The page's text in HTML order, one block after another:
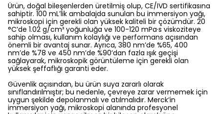
Ürün, doğal bileşenlerden üretilmiş olup, CE/IVD sertifikasına
sahiptir. 100 mL’lik ambalajda sunulan bu immersiyon yağı,
mikroskopi için gerekli olan yüksek kaliteli bir çözümdür. 20
°C’de 1.02 g/cm³ yoğunluğa ve 100-120 mPa·s viskoziteye
sahip olması, kullanım kolaylığı ve performans açısından
önemli bir avantaj sunar. Ayrıca, 380 nm’de %65, 400
nm’de %78 ve 450 nm’de %90’dan fazla ışık geçişi
sağlayarak, mikroskopik görüntüleme için gerekli olan
yüksek şeffaflığı garanti eder.
Güvenlik açısından, bu ürün suya zararlı olarak
sınıflandırılmıştır; bu nedenle, çevreye zarar vermemek için
uygun şekilde depolanmalı ve atılmalıdır. Merck’in
immersiyon yağı, mikroskopi alanında profesyonel